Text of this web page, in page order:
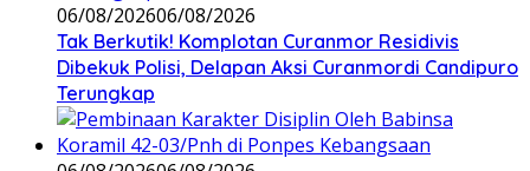
06/08/202606/08/2026
Tak Berkutik! Komplotan Curanmor Residivis
Dibekuk Polisi, Delapan Aksi Curanmordi Candipuro
Terungkap